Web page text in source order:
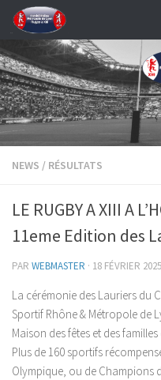
Skip to content
NEWS / RÉSULTATS
LE RUGBY A XIII A
11eme Edition des
PAR WEBMASTER · 18 FÉVRIER 2025
La cérémonie des Lauriers du
Sportif Rhône & Métropole de
Maison des fêtes et des
Plus de 160 sportifs
Olympique, ou de Champions